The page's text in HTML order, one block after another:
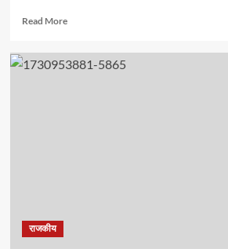
Read MoreRead
एकनाथ
राजकीय